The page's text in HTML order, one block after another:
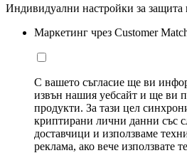
Индивидуални настройки за защита
Маркетинг чрез Customer
С вашето съгласие ще ви
извън нашия уебсайт и ще ви
продукти. За тази цел
криптирани лични данни със
доставчици и използваме
реклама, ако вече използвате